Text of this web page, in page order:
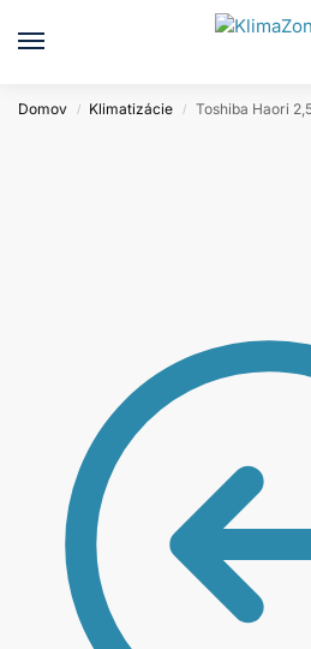
Domov / Klimatizácie / Toshiba Haori